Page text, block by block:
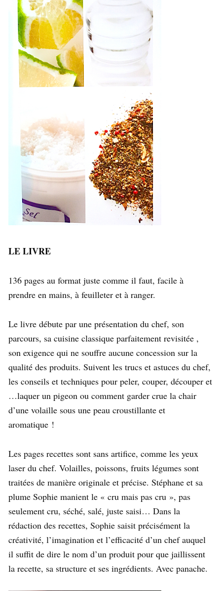
LE LIVRE
136 pages au format juste comme il faut, facile à
prendre en mains, à feuilleter et à ranger.
Le livre débute par une présentation du chef, son
parcours, sa cuisine classique parfaitement revisitée ,
son exigence qui ne souffre aucune concession sur la
qualité des produits. Suivent les trucs et astuces du chef,
les conseils et techniques pour peler, couper, découper et
…laquer un pigeon ou comment garder crue la chair
d’une volaille sous une peau croustillante et
aromatique !
Les pages recettes sont sans artifice, comme les yeux
laser du chef. Volailles, poissons, fruits légumes sont
traitées de manière originale et précise. Stéphane et sa
plume Sophie manient le « cru mais pas cru », pas
seulement cru, séché, salé, juste saisi… Dans la
rédaction des recettes, Sophie saisit précisément la
créativité, l’imagination et l’efficacité d’un chef auquel
il suffit de dire le nom d’un produit pour que jaillissent
la recette, sa structure et ses ingrédients. Avec panache.